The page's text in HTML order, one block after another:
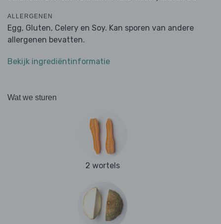
ALLERGENEN
Egg, Gluten, Celery en Soy. Kan sporen van andere
allergenen bevatten.
Bekijk ingrediëntinformatie
Wat we sturen
2 wortels